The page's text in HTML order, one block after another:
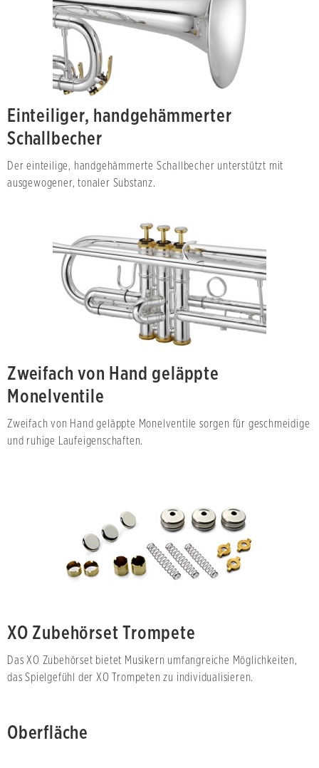
Einteiliger, handgehämmerter
Schallbecher
Der einteilige, handgehämmerte Schallbecher unterstützt mit
ausgewogener, tonaler Substanz.
Zweifach von Hand geläppte
Monelventile
Zweifach von Hand geläppte Monelventile sorgen für geschmeidige
und ruhige Laufeigenschaften.
XO Zubehörset Trompete
Das XO Zubehörset bietet Musikern umfangreiche Möglichkeiten,
das Spielgefühl der XO Trompeten zu individualisieren.
Oberfläche